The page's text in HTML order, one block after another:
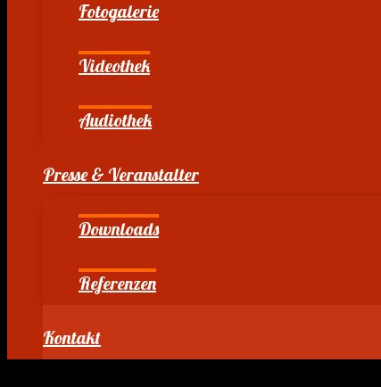
Fotogalerie
Videothek
Audiothek
Presse & Veranstalter
Downloads
Referenzen
Kontakt